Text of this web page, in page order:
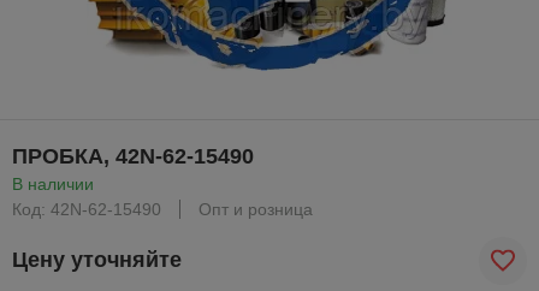
ПРОБКА, 42N-62-15490
В наличии
Код: 42N-62-15490
Опт и розница
Цену уточняйте